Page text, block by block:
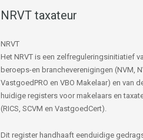
NRVT taxateur
NRVT
Het NRVT is een zelfreguleringsinitiatief
beroeps-en brancheverenigingen (NVM,
VastgoedPRO en VBO Makelaar) en van
huidige registers voor makelaars en
(RICS, SCVM en VastgoedCert).
Dit register handhaaft eenduidige